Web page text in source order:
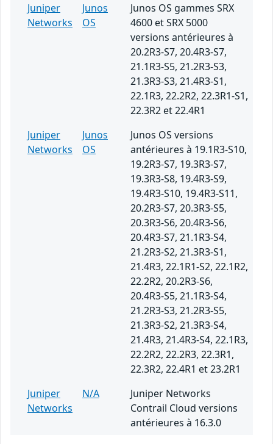
Juniper
Networks
Junos
OS
Junos OS gammes SRX
4600 et SRX 5000
versions antérieures à
20.2R3-S7, 20.4R3-S7,
21.1R3-S5, 21.2R3-S3,
21.3R3-S3, 21.4R3-S1,
22.1R3, 22.2R2, 22.3R1-S1,
22.3R2 et 22.4R1
Juniper
Networks
Junos
OS
Junos OS versions
antérieures à 19.1R3-S10,
19.2R3-S7, 19.3R3-S7,
19.3R3-S8, 19.4R3-S9,
19.4R3-S10, 19.4R3-S11,
20.2R3-S7, 20.3R3-S5,
20.3R3-S6, 20.4R3-S6,
20.4R3-S7, 21.1R3-S4,
21.2R3-S2, 21.3R3-S1,
21.4R3, 22.1R1-S2, 22.1R2,
22.2R2, 20.2R3-S6,
20.4R3-S5, 21.1R3-S4,
21.2R3-S3, 21.2R3-S5,
21.3R3-S2, 21.3R3-S4,
21.4R3, 21.4R3-S4, 22.1R3,
22.2R2, 22.2R3, 22.3R1,
22.3R2, 22.4R1 et 23.2R1
Juniper
Networks
N/A
Juniper Networks
Contrail Cloud versions
antérieures à 16.3.0